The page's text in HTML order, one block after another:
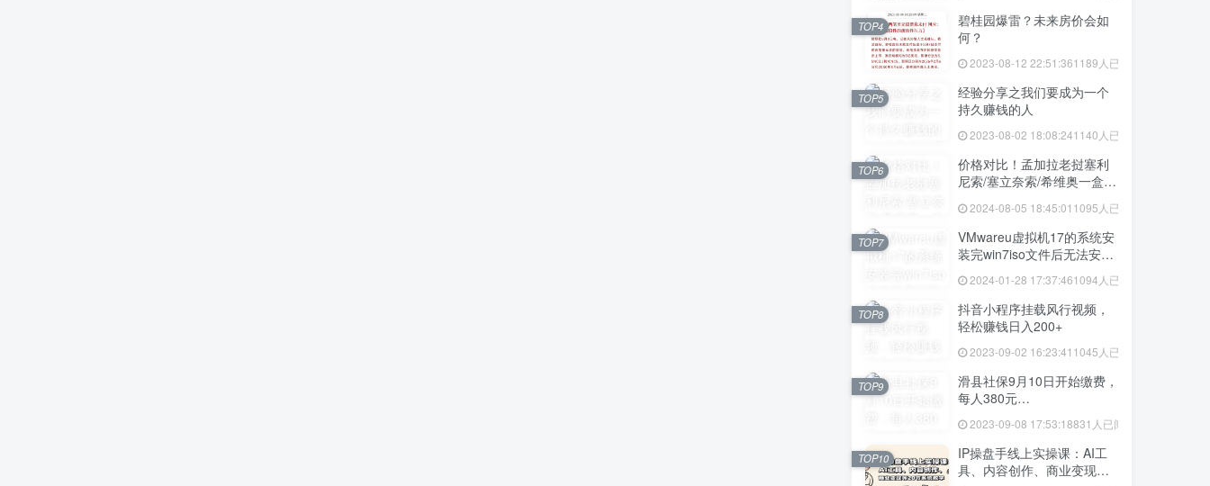
碧桂园爆雷？未来房价会如
何？
2023-08-12 22:51:361189人已阅读
TOP4
经验分享之我们要成为一个
持久赚钱的人
2023-08-02 18:08:241140人已阅读
TOP5
价格对比！孟加拉老挝塞利
尼索/塞立奈索/希维奥一盒价
2024-08-05 18:45:01 1095人已阅读
TOP6
VMwareu虚拟机17的系统安
装完win7iso文件后无法安装
2024-01-28 17:37:461094人已阅读
TOP7
抖音小程序挂载风行视频，
轻松赚钱日入200+
2023-09-02 16:23:41 1045人已阅读
TOP8
滑县社保9月10日开始缴费，
每人380元…
2023-09-08 17:53:18831人已阅读
TOP9
IP操盘手线上实操课：AI工
具、内容创作、商业变现等
TOP10